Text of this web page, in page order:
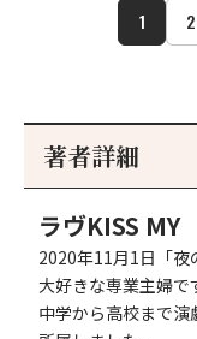
1 2
著者詳細
ラヴKISS MY
2020年11月1日「夜
大好きな専業主婦で
中学から高校まで